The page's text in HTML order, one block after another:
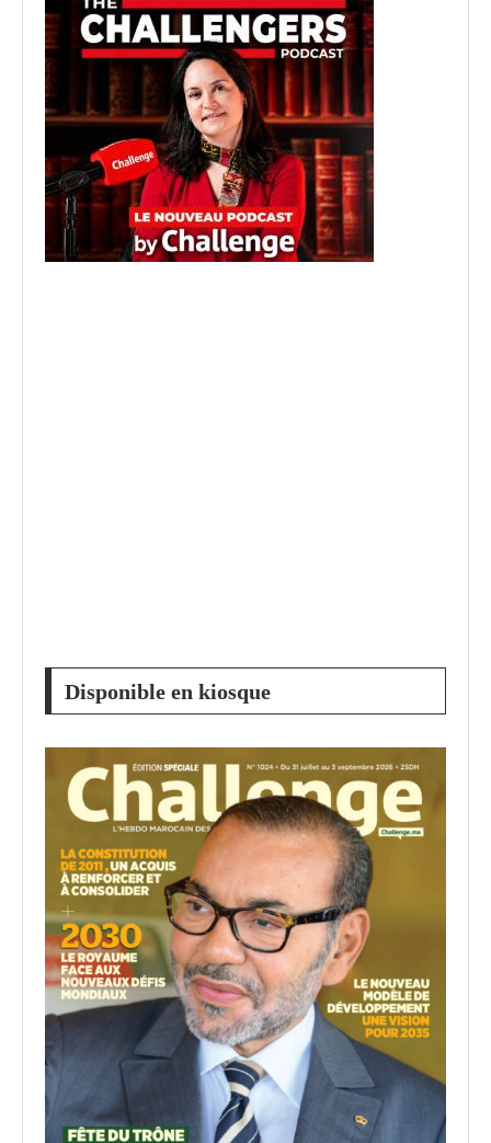
Disponible en kiosque